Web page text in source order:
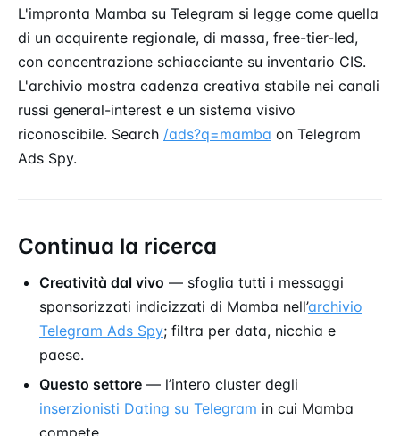
L'impronta Mamba su Telegram si legge come quella
di un acquirente regionale, di massa, free-tier-led,
con concentrazione schiacciante su inventario CIS.
L'archivio mostra cadenza creativa stabile nei canali
russi general-interest e un sistema visivo
riconoscibile. Search /ads?q=mamba on Telegram
Ads Spy.
Continua la ricerca
Creatività dal vivo — sfoglia tutti i messaggi
sponsorizzati indicizzati di Mamba nell’archivio
Telegram Ads Spy; filtra per data, nicchia e
paese.
Questo settore — l’intero cluster degli
inserzionisti Dating su Telegram in cui Mamba